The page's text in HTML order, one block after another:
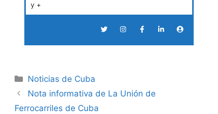
y +
Categories
Noticias de Cuba
Nota informativa de La Unión de
Ferrocarriles de Cuba